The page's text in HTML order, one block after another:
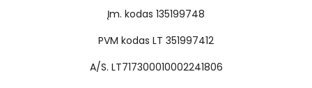
Įm. kodas 135199748
PVM kodas LT 351997412
A/S. LT717300010002241806